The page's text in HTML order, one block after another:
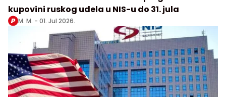
kupovini ruskog udela u NIS-u do 31. jula
M. M. - 01. Jul 2026.